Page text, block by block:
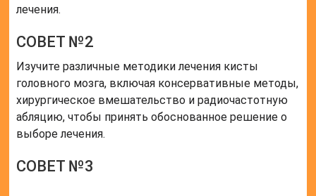
лечения.
СОВЕТ №2
Изучите различные методики лечения кисты
головного мозга, включая консервативные методы,
хирургическое вмешательство и радиочастотную
абляцию, чтобы принять обоснованное решение о
выборе лечения.
СОВЕТ №3